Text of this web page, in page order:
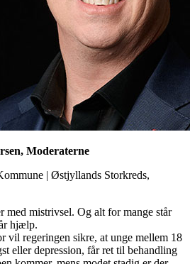
Moderaterne
| Østjyllands Storkreds,
mistrivsel. Og alt for mange står
hjælp.
vil regeringen sikre, at unge mellem 18
eller depression, får ret til behandling